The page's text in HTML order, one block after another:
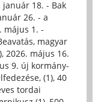
január 18. - Bak
26. - a
május 1. -
magyar
, 2026. május 16.
9. új kormány-
(1), 40
tordai